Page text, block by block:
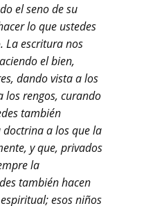
el seno de su
lo que ustedes
La escritura nos
el bien,
dando vista a los
los rengos, curando
también
a los que la
y que, privados
la
también hacen
esos niños